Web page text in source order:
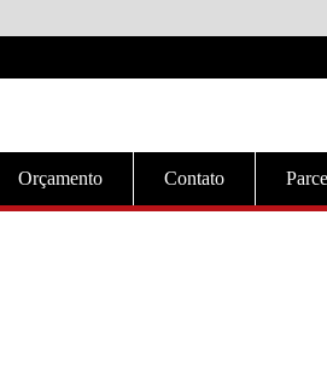
Orçamento Contato